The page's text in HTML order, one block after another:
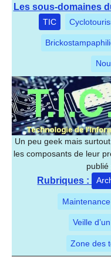
Les sous-domaines
TIC
Un peu geek mais
les composants de leur
publié
Rubriques :
Veille
Zone des